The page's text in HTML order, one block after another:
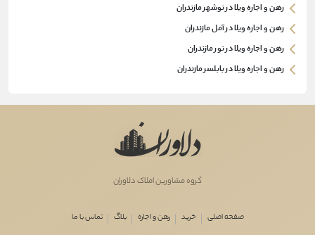
رهن و اجاره ویلا در نوشهر مازندران
رهن و اجاره ویلا در آمل مازندران
رهن و اجاره ویلا در نور مازندران
رهن و اجاره ویلا در بابلسر مازندران
گروه مشاورین املاک دلاوران
صفحه اصلی خرید رهن و اجاره بلاگ تماس با ما